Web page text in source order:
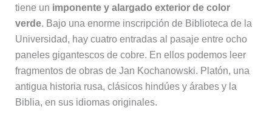
tiene un imponente y alargado exterior de color
verde. Bajo una enorme inscripción de Biblioteca de la
Universidad, hay cuatro entradas al pasaje entre ocho
paneles gigantescos de cobre. En ellos podemos leer
fragmentos de obras de Jan Kochanowski. Platón, una
antigua historia rusa, clásicos hindúes y árabes y la
Biblia, en sus idiomas originales.